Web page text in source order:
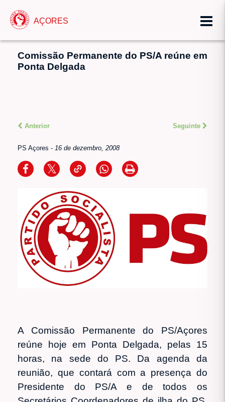
AÇORES
Comissão Permanente do PS/A reúne em
Ponta Delgada
Anterior Seguinte
PS Açores - 16 de dezembro, 2008
A Comissão Permanente do PS/Açores
reúne hoje em Ponta Delgada, pelas 15
horas, na sede do PS. Da agenda da
reunião, que contará com a presença do
Presidente do PS/A e de todos os